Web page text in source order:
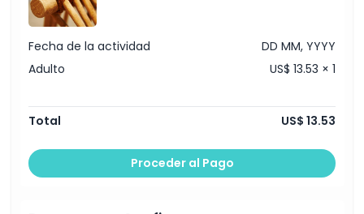
Fecha de la actividad
DD MM, YYYY
Adulto
US$ 13.53 × 1
Total US$ 13.53
Proceder al Pago